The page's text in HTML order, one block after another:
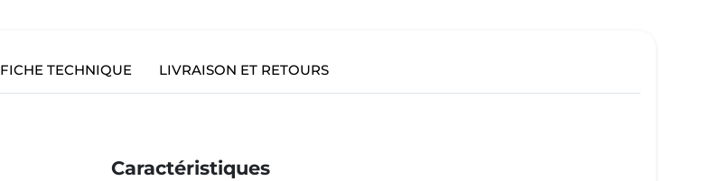
FICHE TECHNIQUE LIVRAISON ET RETOURS
Caractéristiques